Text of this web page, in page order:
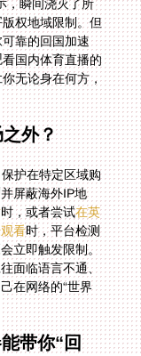
外？
护在特定区域购
并屏蔽海外IP地
时，或者尝试在英
看时，平台检测
到你的网络位置不在中国大陆境内，便会立即触发限制。
直接访问行不通，寻找海外直播源又往往面临语言不通、
信号不稳的困扰。我们需要的，是让自己在网络的“世界
带你“回